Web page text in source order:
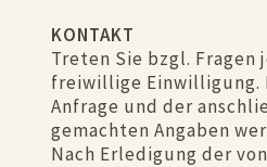
KONTAKT
Treten Sie bzgl.
freiwillige Einwilligung.
Anfrage und der
gemachten Angaben
Nach Erledigung der